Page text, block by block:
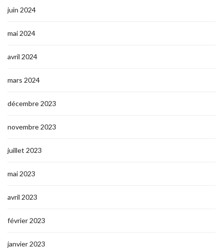
juin 2024
mai 2024
avril 2024
mars 2024
décembre 2023
novembre 2023
juillet 2023
mai 2023
avril 2023
février 2023
janvier 2023